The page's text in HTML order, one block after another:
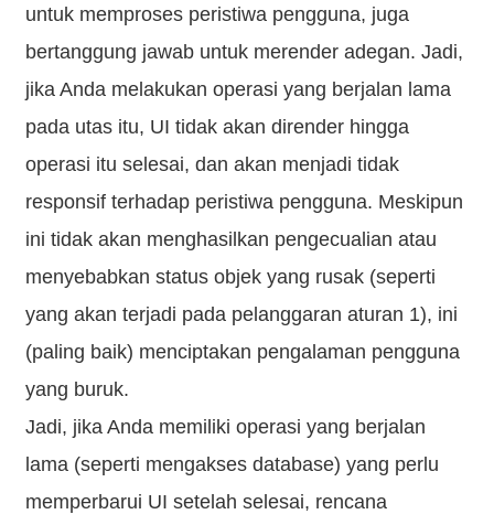
untuk memproses peristiwa pengguna, juga
bertanggung jawab untuk merender adegan. Jadi,
jika Anda melakukan operasi yang berjalan lama
pada utas itu, UI tidak akan dirender hingga
operasi itu selesai, dan akan menjadi tidak
responsif terhadap peristiwa pengguna. Meskipun
ini tidak akan menghasilkan pengecualian atau
menyebabkan status objek yang rusak (seperti
yang akan terjadi pada pelanggaran aturan 1), ini
(paling baik) menciptakan pengalaman pengguna
yang buruk.
Jadi, jika Anda memiliki operasi yang berjalan
lama (seperti mengakses database) yang perlu
memperbarui UI setelah selesai, rencana